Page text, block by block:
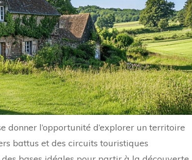
donner l’opportunité d’explorer un territoire
battus et des circuits touristiques